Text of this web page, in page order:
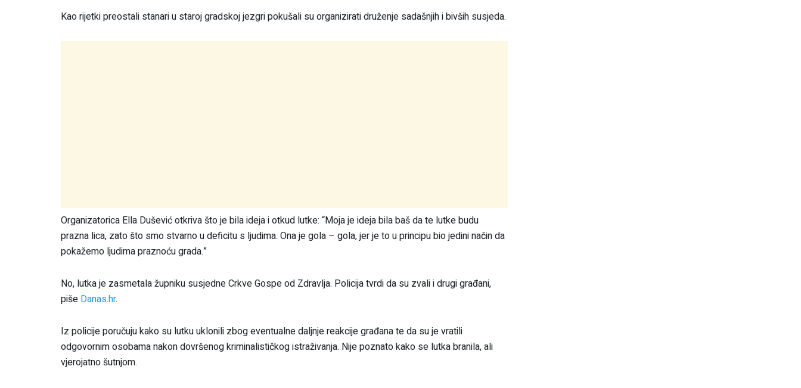
Kao rijetki preostali stanari u staroj gradskoj jezgri pokušali su organizirati druženje sadašnjih i bivših susjeda.
Organizatorica Ella Dušević otkriva što je bila ideja i otkud lutke: “Moja je ideja bila baš da te lutke budu
prazna lica, zato što smo stvarno u deficitu s ljudima. Ona je gola – gola, jer je to u principu bio jedini način da
pokažemo ljudima praznoću grada.”
No, lutka je zasmetala župniku susjedne Crkve Gospe od Zdravlja. Policija tvrdi da su zvali i drugi građani,
piše Danas.hr.
Iz policije poručuju kako su lutku uklonili zbog eventualne daljnje reakcije građana te da su je vratili
odgovornim osobama nakon dovršenog kriminalističkog istraživanja. Nije poznato kako se lutka branila, ali
vjerojatno šutnjom.